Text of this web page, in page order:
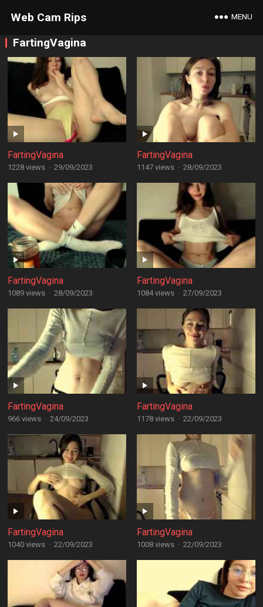
Web Cam Rips MENU
FartingVagina
FartingVagina
1228 views · 29/09/2023
FartingVagina
1147 views · 28/09/2023
FartingVagina
1089 views · 28/09/2023
FartingVagina
1084 views · 27/09/2023
FartingVagina
966 views · 24/09/2023
FartingVagina
1178 views · 22/09/2023
FartingVagina
1040 views · 22/09/2023
FartingVagina
1008 views · 22/09/2023